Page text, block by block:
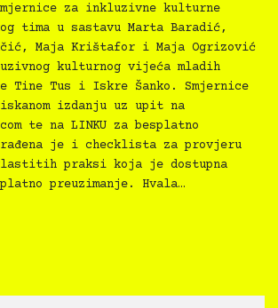
za inkluzivne kulturne
tima u sastavu Marta Baradić,
Maja Krištafor i Maja Ogrizović
kulturnog vijeća mladih
Tine Tus i Iskre Šanko. Smjernice
izdanju uz upit na
te na LINKU za besplatno
je i checklista za provjeru
praksi koja je dostupna
preuzimanje. Hvala…